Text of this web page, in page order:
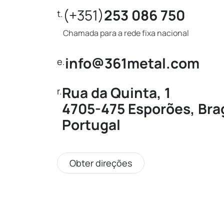
t. (+351)253 086 750
Chamada para a rede fixa nacional
e.info@361metal.com
r.Rua da Quinta, 1
4705-475 Esporões,
Portugal
Obter direções